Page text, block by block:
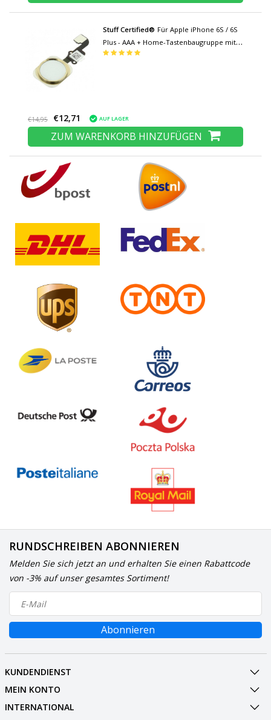
Stuff Certified® Für Apple iPhone 6S / 6S
Plus - AAA + Home-Tastenbaugruppe mit
Flexkabel Gold
€14,95 €12,71 AUF LAGER
ZUM WARENKORB HINZUFÜGEN
RUNDSCHREIBEN ABONNIEREN
Melden Sie sich jetzt an und erhalten Sie einen Rabattcode
von -3% auf unser gesamtes Sortiment!
Abonnieren
KUNDENDIENST
MEIN KONTO
INTERNATIONAL